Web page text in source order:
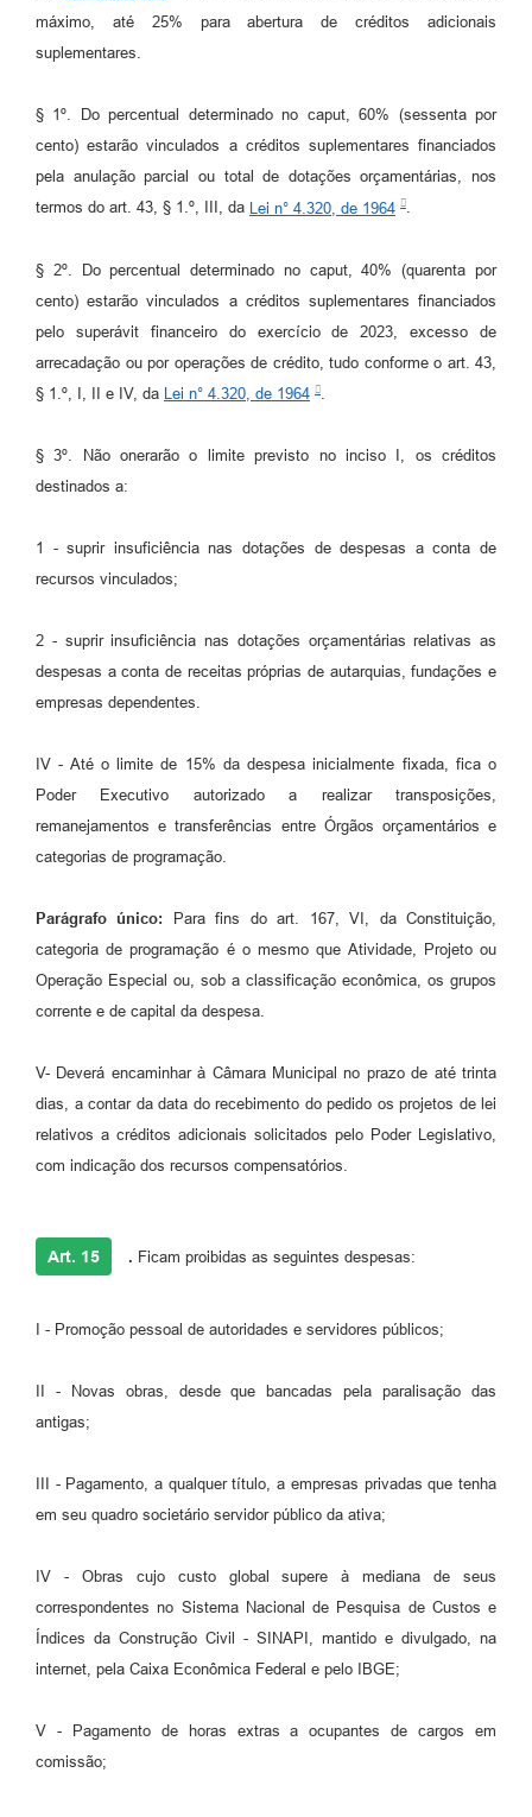
máximo, até 25% para abertura de créditos adicionais
suplementares.
§ 1º. Do percentual determinado no caput, 60% (sessenta por
cento) estarão vinculados a créditos suplementares financiados
pela anulação parcial ou total de dotações orçamentárias, nos
termos do art. 43, § 1.º, III, da
Lei n° 4.320, de 1964 .
§ 2º. Do percentual determinado no caput, 40% (quarenta por
cento) estarão vinculados a créditos suplementares financiados
pelo superávit financeiro do exercício de 2023, excesso de
arrecadação ou por operações de crédito, tudo conforme o art. 43,
§ 1.º, I, II e IV, da Lei n° 4.320, de 1964 .
§ 3º. Não onerarão o limite previsto no inciso I, os créditos
destinados a:
1 - suprir insuficiência nas dotações de despesas a conta de
recursos vinculados;
2 - suprir insuficiência nas dotações orçamentárias relativas as
despesas a conta de receitas próprias de autarquias, fundações e
empresas dependentes.
IV - Até o limite de 15% da despesa inicialmente fixada, fica o
Poder Executivo autorizado a realizar transposições,
remanejamentos e transferências entre Órgãos orçamentários e
categorias de programação.
Parágrafo único:
Para fins do art. 167, VI, da Constituição,
categoria de programação é o mesmo que Atividade, Projeto ou
Operação Especial ou, sob a classificação econômica, os grupos
corrente e de capital da despesa.
V- Deverá encaminhar à Câmara Municipal no prazo de até trinta
dias, a contar da data do recebimento do pedido os projetos de lei
relativos a créditos adicionais solicitados pelo Poder Legislativo,
com indicação dos recursos compensatórios.
Art. 15 . Ficam proibidas as seguintes despesas:
I - Promoção pessoal de autoridades e servidores públicos;
II - Novas obras, desde que bancadas pela paralisação das
antigas;
III - Pagamento, a qualquer título, a empresas privadas que tenha
em seu quadro societário servidor público da ativa;
IV - Obras cujo custo global supere à mediana de seus
correspondentes no Sistema Nacional de Pesquisa de Custos e
Índices da Construção Civil - SINAPI, mantido e divulgado, na
internet, pela Caixa Econômica Federal e pelo IBGE;
V - Pagamento de horas extras a ocupantes de cargos em
comissão;